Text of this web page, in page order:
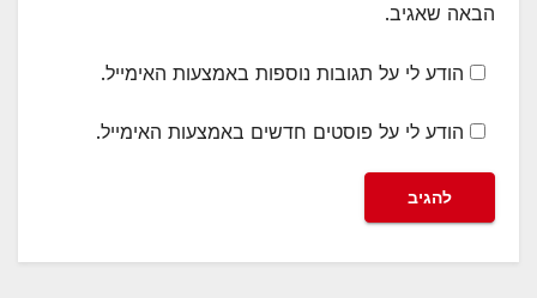
הבאה שאגיב.
הודע לי על תגובות נוספות באמצעות האימייל.
הודע לי על פוסטים חדשים באמצעות האימייל.